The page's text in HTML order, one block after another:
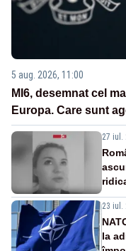
5 aug. 2026, 11:00
MI6, desemnat cel
Europa. Care sunt
27 iul.
23 iul.
la